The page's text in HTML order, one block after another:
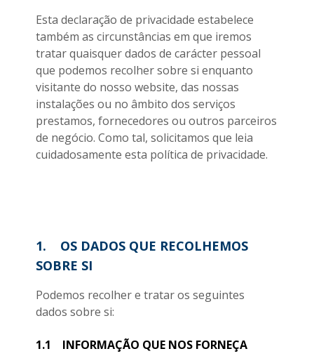
Esta declaração de privacidade estabelece
também as circunstâncias em que iremos
tratar quaisquer dados de carácter pessoal
que podemos recolher sobre si enquanto
visitante do nosso website, das nossas
instalações ou no âmbito dos serviços
prestamos, fornecedores ou outros parceiros
de negócio. Como tal, solicitamos que leia
cuidadosamente esta política de privacidade.
1. OS DADOS QUE RECOLHEMOS
SOBRE SI
Podemos recolher e tratar os seguintes
dados sobre si:
1.1
INFORMAÇÃO QUE NOS FORNEÇA